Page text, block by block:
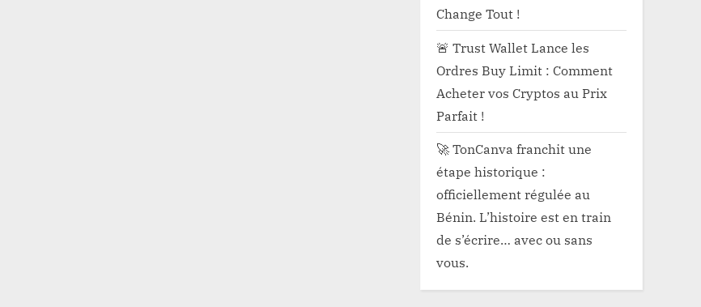
Change Tout !
🚨 Trust Wallet Lance les
Ordres Buy Limit : Comment
Acheter vos Cryptos au Prix
Parfait !
🚀 TonCanva franchit une
étape historique :
officiellement régulée au
Bénin. L’histoire est en train
de s’écrire… avec ou sans
vous.